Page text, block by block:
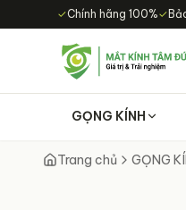
Chuyển đến nội dung chính
✓Chính hãng 100%✓
GỌNG KÍNH
Trang chủ GỌNG